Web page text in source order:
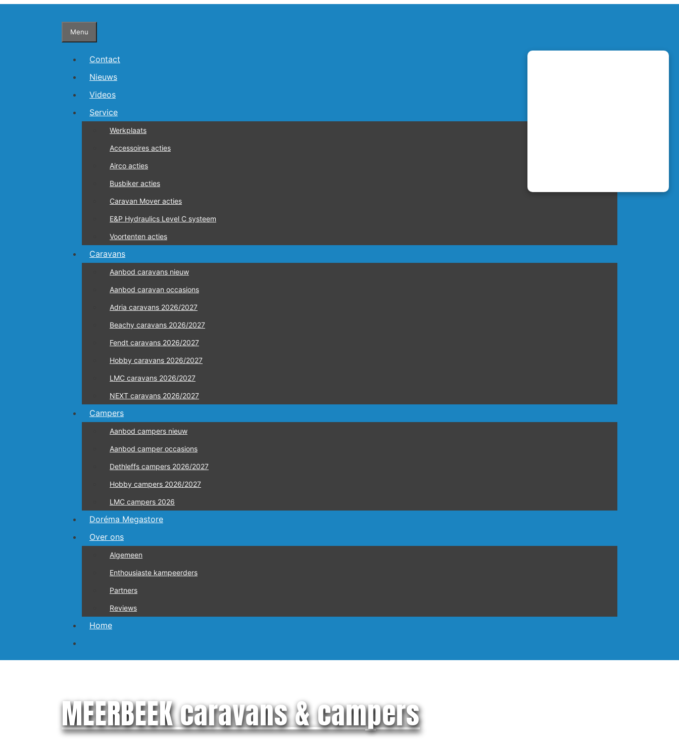
Menu
Contact
Nieuws
Videos
Service
Werkplaats
Accessoires acties
Airco acties
Busbiker acties
Caravan Mover acties
E&P Hydraulics Level C systeem
Voortenten acties
Caravans
Aanbod caravans nieuw
Aanbod caravan occasions
Adria caravans 2026/2027
Beachy caravans 2026/2027
Fendt caravans 2026/2027
Hobby caravans 2026/2027
LMC caravans 2026/2027
NEXT caravans 2026/2027
Campers
Aanbod campers nieuw
Aanbod camper occasions
Dethleffs campers 2026/2027
Hobby campers 2026/2027
LMC campers 2026
Doréma Megastore
Over ons
Algemeen
Enthousiaste kampeerders
Partners
Reviews
Home
MEERBEEK caravans & campers